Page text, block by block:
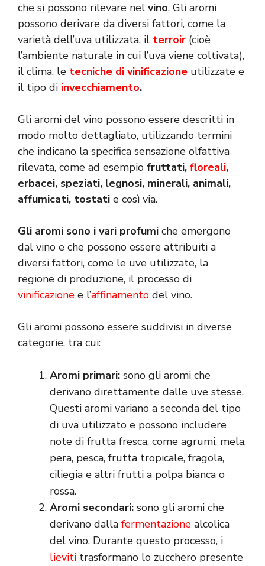
che si possono rilevare nel vino. Gli aromi
possono derivare da diversi fattori, come la
varietà dell’uva utilizzata, il terroir (cioè
l’ambiente naturale in cui l’uva viene coltivata),
il clima, le tecniche di vinificazione utilizzate e
il tipo di invecchiamento.
Gli aromi del vino possono essere descritti in
modo molto dettagliato, utilizzando termini
che indicano la specifica sensazione olfattiva
rilevata, come ad esempio fruttati, floreali,
erbacei, speziati, legnosi, minerali, animali,
affumicati, tostati e così via.
Gli aromi sono i vari profumi che emergono
dal vino e che possono essere attribuiti a
diversi fattori, come le uve utilizzate, la
regione di produzione, il processo di
vinificazione e l’affinamento del vino.
Gli aromi possono essere suddivisi in diverse
categorie, tra cui:
Aromi primari: sono gli aromi che
derivano direttamente dalle uve stesse.
Questi aromi variano a seconda del tipo
di uva utilizzato e possono includere
note di frutta fresca, come agrumi, mela,
pera, pesca, frutta tropicale, fragola,
ciliegia e altri frutti a polpa bianca o
rossa.
Aromi secondari: sono gli aromi che
derivano dalla fermentazione alcolica
del vino. Durante questo processo, i
lieviti trasformano lo zucchero presente